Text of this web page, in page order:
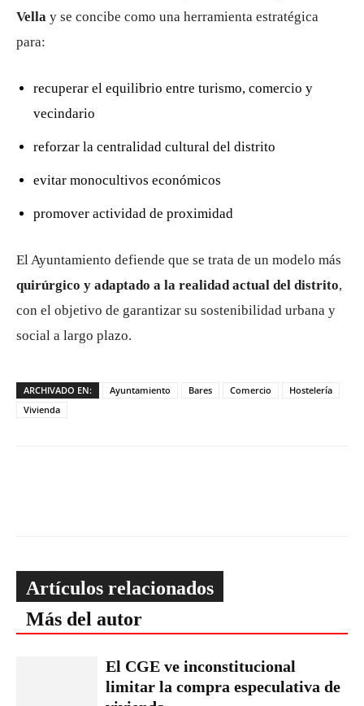
Vella y se concibe como una herramienta estratégica
para:
recuperar el equilibrio entre turismo, comercio y
vecindario
reforzar la centralidad cultural del distrito
evitar monocultivos económicos
promover actividad de proximidad
El Ayuntamiento defiende que se trata de un modelo más
quirúrgico y adaptado a la realidad actual del distrito,
con el objetivo de garantizar su sostenibilidad urbana y
social a largo plazo.
ARCHIVADO EN: Ayuntamiento Bares Comercio
Hostelería
Vivienda
Artículos relacionados
Más del autor
El CGE ve inconstitucional
limitar la compra especulativa de